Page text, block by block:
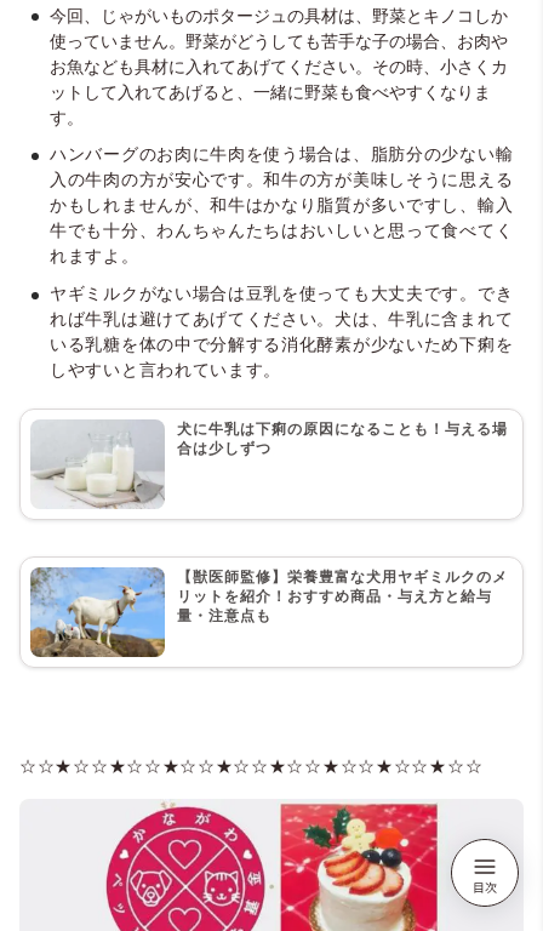
今回、じゃがいものポタージュの具材は、野菜とキノコしか
使っていません。野菜がどうしても苦手な子の場合、お肉や
お魚なども具材に入れてあげてください。その時、小さくカ
ットして入れてあげると、一緒に野菜も食べやすくなりま
す。
ハンバーグのお肉に牛肉を使う場合は、脂肪分の少ない輸
入の牛肉の方が安心です。和牛の方が美味しそうに思える
かもしれませんが、和牛はかなり脂質が多いですし、輸入
牛でも十分、わんちゃんたちはおいしいと思って食べてく
れますよ。
ヤギミルクがない場合は豆乳を使っても大丈夫です。でき
れば牛乳は避けてあげてください。犬は、牛乳に含まれて
いる乳糖を体の中で分解する消化酵素が少ないため下痢を
しやすいと言われています。
犬に牛乳は下痢の原因になることも！与える場
合は少しずつ
【獣医師監修】栄養豊富な犬用ヤギミルクのメ
リットを紹介！おすすめ商品・与え方と給与
量・注意点も
☆☆★☆☆★☆☆★☆☆★☆☆★☆☆★☆☆★☆☆★☆☆